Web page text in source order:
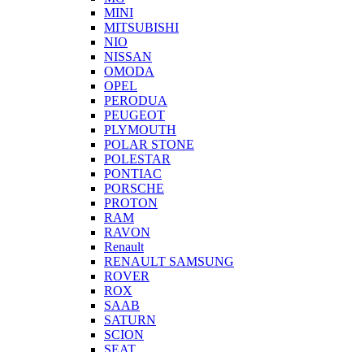
MINI
MITSUBISHI
NIO
NISSAN
OMODA
OPEL
PERODUA
PEUGEOT
PLYMOUTH
POLAR STONE
POLESTAR
PONTIAC
PORSCHE
PROTON
RAM
RAVON
Renault
RENAULT SAMSUNG
ROVER
ROX
SAAB
SATURN
SCION
SEAT